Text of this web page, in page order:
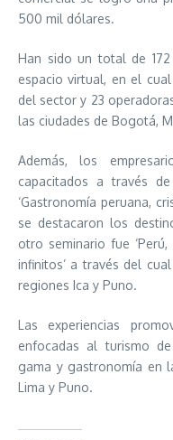
500 mil dólares.
Han sido un total de
espacio virtual, en el
del sector y 23
las ciudades de Bogotá,
Además, los
capacitados a través
‘Gastronomía peruana,
se destacaron los
otro seminario fue
infinitos’ a través del
regiones Ica y Puno.
Las experiencias
enfocadas al turismo
gama y gastronomía en
Lima y Puno.